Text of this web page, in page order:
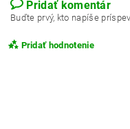
Pridať komentár
Buďte prvý, kto napíše
Pridať hodnotenie